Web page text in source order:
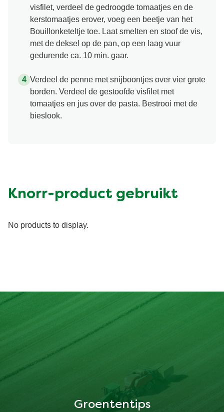
visfilet, verdeel de gedroogde tomaatjes en de
kerstomaatjes erover, voeg een beetje van het
Bouillonketeltje toe. Laat smelten en stoof de vis,
met de deksel op de pan, op een laag vuur
gedurende ca. 10 min. gaar.
Verdeel de penne met snijboontjes over vier grote
borden. Verdeel de gestoofde visfilet met
tomaatjes en jus over de pasta. Bestrooi met de
bieslook.
Knorr-product gebruikt
No products to display.
Groententips